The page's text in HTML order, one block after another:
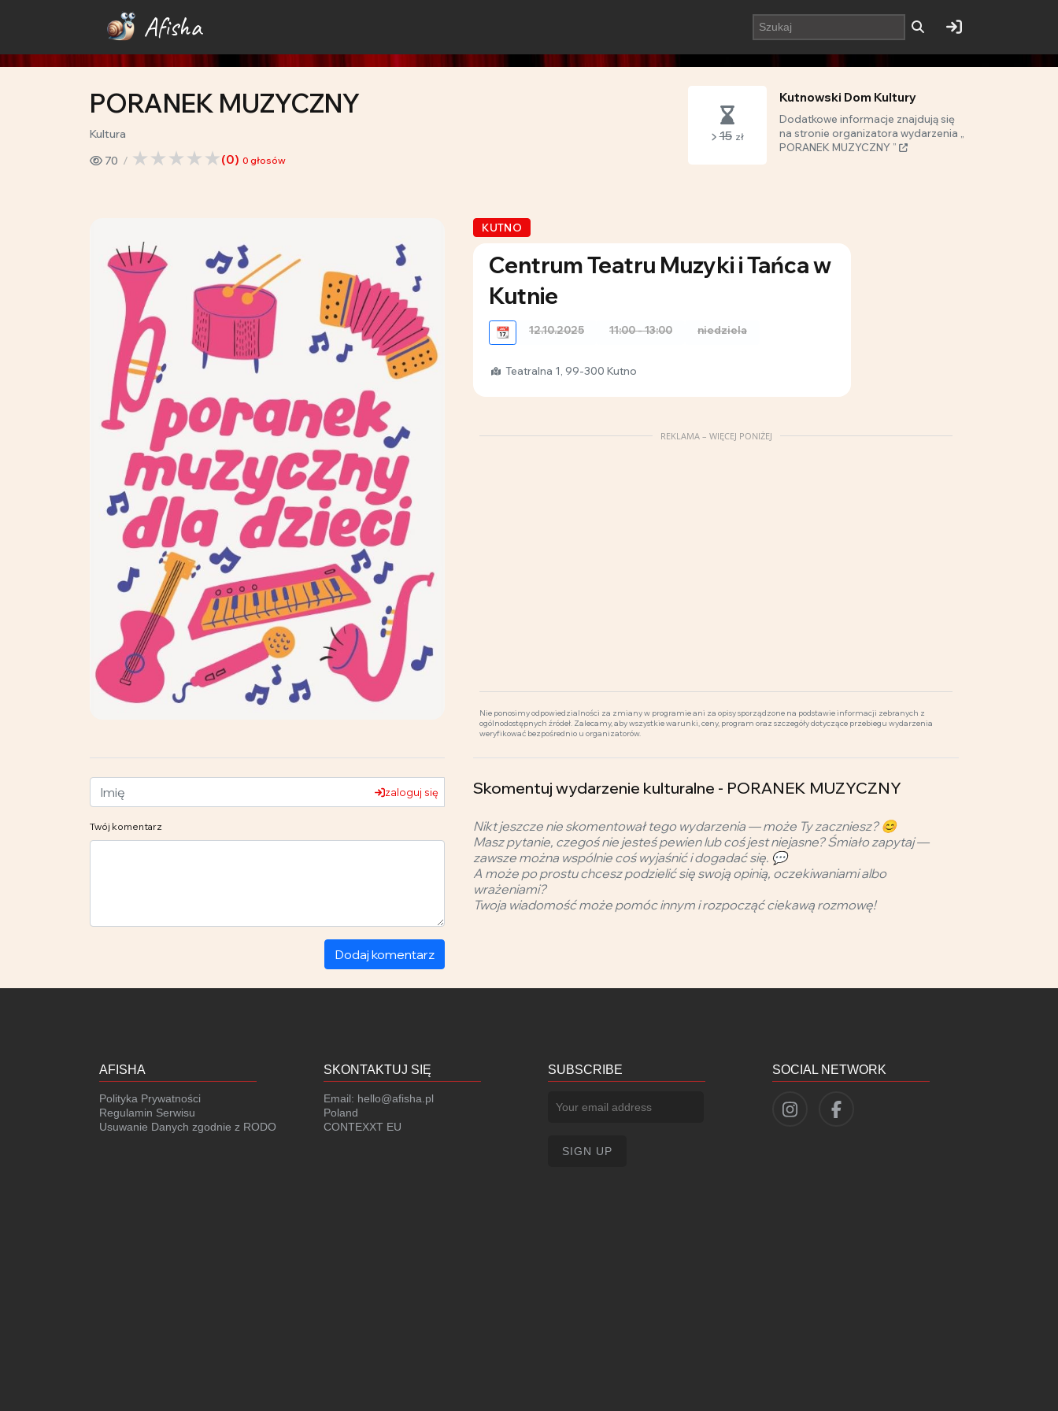
Afisha
PORANEK MUZYCZNY
Kultura
70
(0) 0 głosów
15 zł
Kutnowski Dom Kultury
Dodatkowe informacje znajdują się
na stronie organizatora wydarzenia „
PORANEK MUZYCZNY ”
KUTNO
Centrum Teatru Muzyki i Tańca w
Kutnie
📆 12.10.2025 11:00 - 13:00 niedziela
Teatralna 1, 99-300 Kutno
REKLAMA – WIĘCEJ PONIŻEJ
Nie ponosimy odpowiedzialności za zmiany w programie ani za opisy sporządzone na podstawie informacji zebranych z
ogólnodostępnych źródeł. Zalecamy, aby wszystkie warunki, ceny, program oraz szczegóły dotyczące przebiegu wydarzenia
weryfikować bezpośrednio u organizatorów.
zaloguj się
Twój komentarz
Dodaj komentarz
Skomentuj wydarzenie kulturalne - PORANEK MUZYCZNY
Nikt jeszcze nie skomentował tego wydarzenia — może Ty zaczniesz? 😊
Masz pytanie, czegoś nie jesteś pewien lub coś jest niejasne? Śmiało zapytaj —
zawsze można wspólnie coś wyjaśnić i dogadać się. 💬
A może po prostu chcesz podzielić się swoją opinią, oczekiwaniami albo
wrażeniami?
Twoja wiadomość może pomóc innym i rozpocząć ciekawą rozmowę!
AFISHA
Polityka Prywatności
Regulamin Serwisu
Usuwanie Danych zgodnie z RODO
SKONTAKTUJ SIĘ
Email: hello@afisha.pl
Poland
CONTEXXT EU
SUBSCRIBE SOCIAL NETWORK